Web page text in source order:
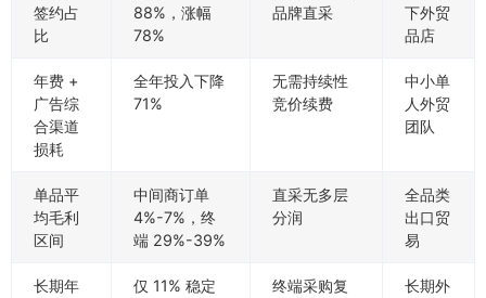
签约占
比
88%，涨幅
78%
品牌直采
下外贸
品店
年费 +
广告综
合渠道
损耗
全年投入下降
71%
无需持续性
竞价续费
中小单
人外贸
团队
单品平
均毛利
区间
中间商订单
4%-7%，终
端 29%-39%
直采无多层
分润
全品类
出口贸
易
长期年
仅 11% 稳定
终端采购复
长期外